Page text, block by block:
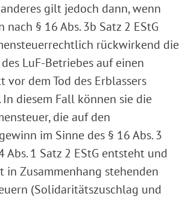
gilt jedoch dann, wenn
nach § 16 Abs. 3b Satz 2 EStG
rückwirkend die
LuF-Betriebes auf einen
vor dem Tod des Erblassers
In diesem Fall können sie die
die auf den
im Sinne des § 16 Abs. 3
Abs. 1 Satz 2 EStG entsteht und
in Zusammenhang stehenden
(Solidaritätszuschlag und